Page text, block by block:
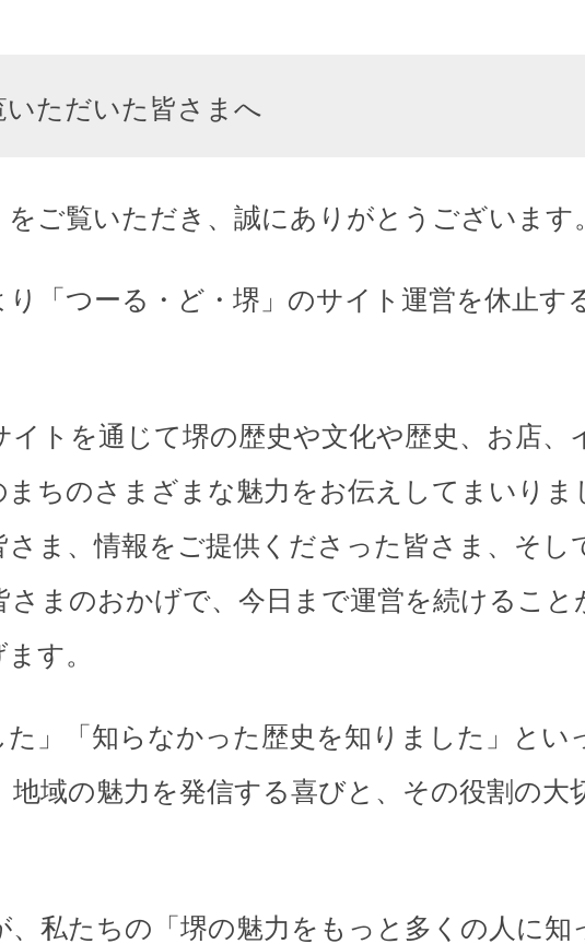
いただいた皆さまへ
ご覧いただき、誠にありがとうございます。
「つーる・ど・堺」のサイト運営を休止す
トを通じて堺の歴史や文化や歴史、お店、
ちのさまざまな魅力をお伝えしてまいりま
ま、情報をご提供くださった皆さま、そし
まのおかげで、今日まで運営を続けること
す。
た」「知らなかった歴史を知りました」とい
域の魅力を発信する喜びと、その役割の大
私たちの「堺の魅力をもっと多くの人に知